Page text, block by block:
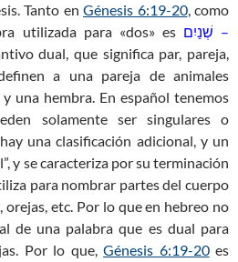
Tanto en Génesis 6:19-20, como
utilizada para «dos» es שְׁנַיִם –
dual, que significa par, pareja,
a una pareja de animales
una hembra. En español tenemos
solamente ser singulares o
una clasificación adicional, y un
y se caracteriza por su terminación
para nombrar partes del cuerpo
orejas, etc. Por lo que en hebreo no
de una palabra que es dual para
Por lo que,Génesis 6:19-20es